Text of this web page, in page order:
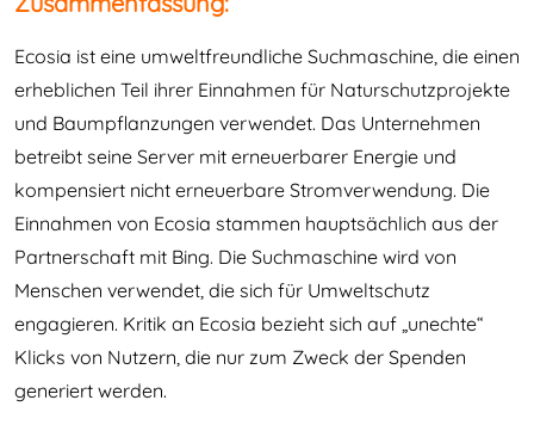
Ecosia ist eine umweltfreundliche Suchmaschine, die einen
erheblichen Teil ihrer Einnahmen für Naturschutzprojekte
und Baumpflanzungen verwendet. Das Unternehmen
betreibt seine Server mit erneuerbarer Energie und
kompensiert nicht erneuerbare Stromverwendung. Die
Einnahmen von Ecosia stammen hauptsächlich aus der
Partnerschaft mit Bing. Die Suchmaschine wird von
Menschen verwendet, die sich für Umweltschutz
engagieren. Kritik an Ecosia bezieht sich auf „unechte“
Klicks von Nutzern, die nur zum Zweck der Spenden
generiert werden.